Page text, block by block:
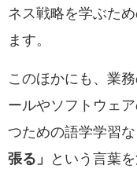
ネス戦略を学ぶた
ます。
このほかにも、業
ールやソフトウェ
つための語学学習
張る」
という言葉